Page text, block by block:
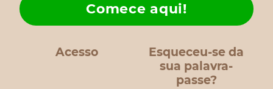
Acesso
Esqueceu-se da
sua palavra-
passe?
Comece aqui!